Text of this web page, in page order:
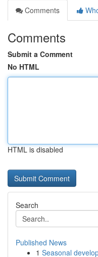
Comments
Comments
Submit a Comment
No HTML
HTML is disabled
Search
Published News
1 Seasonal